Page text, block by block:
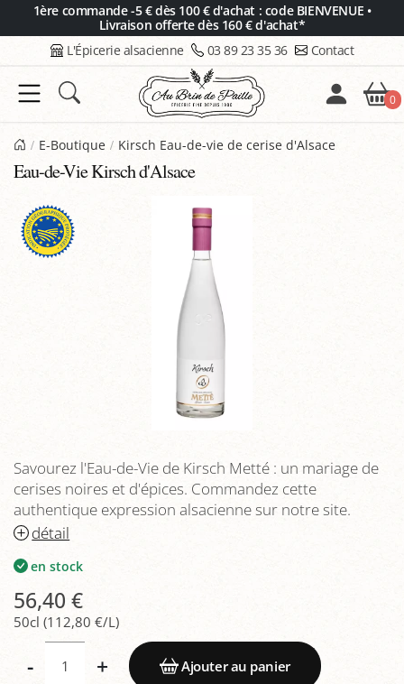
1ère commande -5 € dès 100 € d'achat : code BIENVENUE •
Livraison offerte dès 160 € d'achat*
L'Épicerie alsacienne 03 89 23 35 36 Contact
0
E-Boutique Kirsch Eau-de-vie de cerise d'Alsace
Eau-de-Vie Kirsch d'Alsace
Savourez l'Eau-de-Vie de Kirsch Metté : un mariage de
cerises noires et d'épices. Commandez cette
authentique expression alsacienne sur notre site.
détail
en stock
56,40 €
50cl (112,80 €/L)
- + Ajouter au panier
Panneau de gestion des cookies